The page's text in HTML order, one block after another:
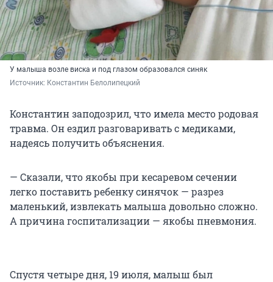
У малыша возле виска и под глазом образовался синяк
Источник: Константин Белолипецкий
Константин заподозрил, что имела место родовая
травма. Он ездил разговаривать с медиками,
надеясь получить объяснения.
— Сказали, что якобы при кесаревом сечении
легко поставить ребенку синячок — разрез
маленький, извлекать малыша довольно сложно.
А причина госпитализации — якобы пневмония.
Спустя четыре дня, 19 июля, малыш был